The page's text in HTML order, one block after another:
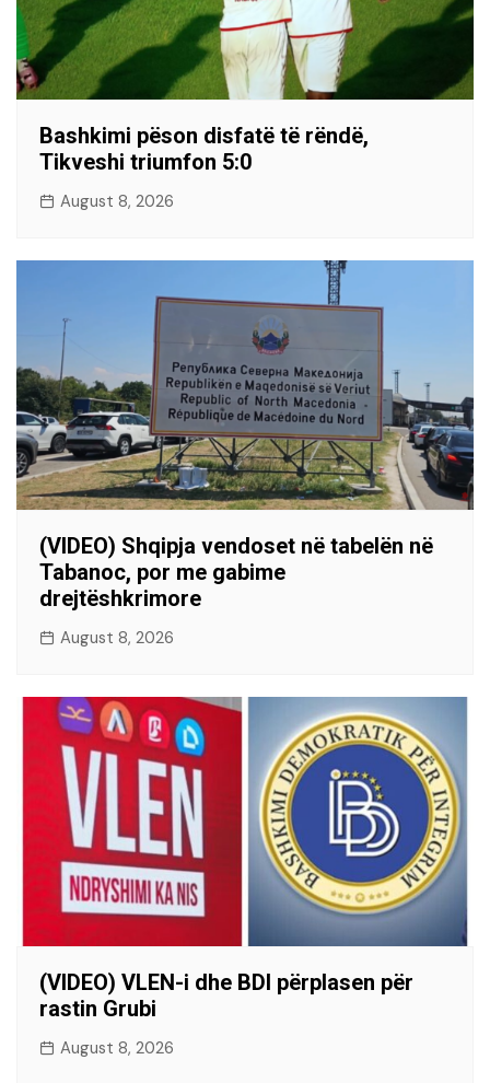
Bashkimi pëson disfatë të rëndë,
Tikveshi triumfon 5:0
August 8, 2026
(VIDEO) Shqipja vendoset në tabelën në
Tabanoc, por me gabime
drejtëshkrimore
August 8, 2026
(VIDEO) VLEN-i dhe BDI përplasen për
rastin Grubi
August 8, 2026